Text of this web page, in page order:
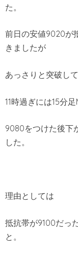
た。
前日の安値9020が
きましたが
あっさりと突破し
11時過ぎには15分
9080をつけた後下
した。
理由としては
抵抗帯が9100だっ
と。